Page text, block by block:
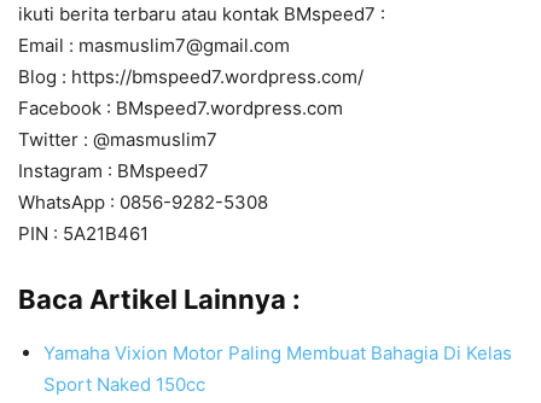
ikuti berita terbaru atau kontak BMspeed7 :
Email : masmuslim7@gmail.com
Blog : https://bmspeed7.wordpress.com/
Facebook : BMspeed7.wordpress.com
Twitter : @masmuslim7
Instagram : BMspeed7
WhatsApp : 0856-9282-5308
PIN : 5A21B461
Baca Artikel Lainnya :
Yamaha Vixion Motor Paling Membuat Bahagia Di Kelas
Sport Naked 150cc